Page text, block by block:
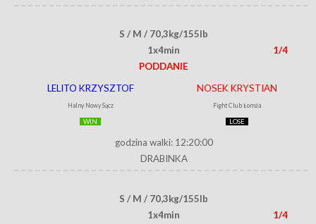
S / M / 70,3kg/155lb
1x4min
1/4
PODDANIE
LELITO KRZYSZTOF
Halny Nowy Sącz
WIN
NOSEK KRYSTIAN
Fight Club Łomża
LOSE
godzina walki: 12:20:00
DRABINKA
S / M / 70,3kg/155lb
1x4min
1/4